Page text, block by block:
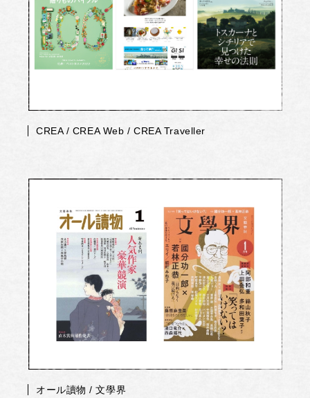
CREA / CREA Web / CREA Traveller
オール讀物 / 文學界